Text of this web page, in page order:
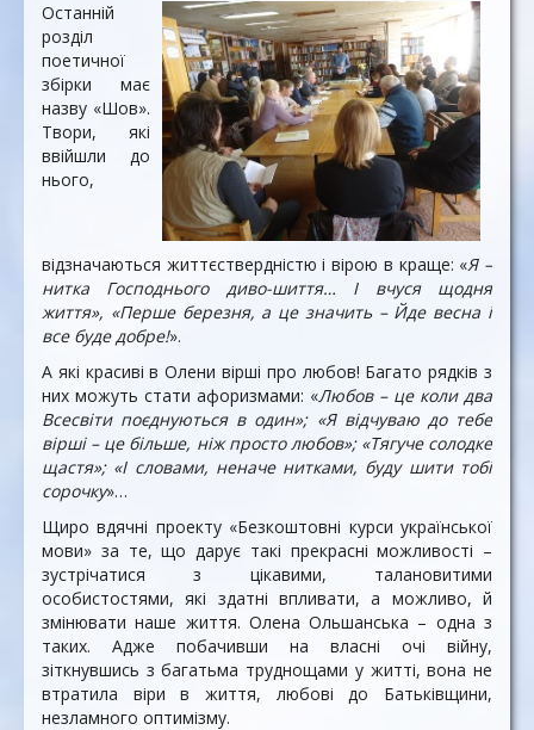
Останній
розділ
поетичної
збірки має
назву «Шов».
Твори, які
ввійшли до
нього,
відзначаються життєствердністю і вірою в краще: «Я –
нитка Господнього диво-шиття… І вчуся щодня
життя», «Перше березня, а це значить – Йде весна і
все буде добре!».
А які красиві в Олени вірші про любов! Багато рядків з
них можуть стати афоризмами: «Любов – це коли два
Всесвіти поєднуються в один»; «Я відчуваю до тебе
вірші – це більше, ніж просто любов»; «Тягуче солодке
щастя»; «І словами, неначе нитками, буду шити тобі
сорочку»…
Щиро вдячні проекту «Безкоштовні курси української
мови» за те, що дарує такі прекрасні можливості –
зустрічатися з цікавими, талановитими
особистостями, які здатні впливати, а можливо, й
змінювати наше життя. Олена Ольшанська – одна з
таких. Адже побачивши на власні очі війну,
зіткнувшись з багатьма труднощами у житті, вона не
втратила віри в життя, любові до Батьківщини,
незламного оптимізму.